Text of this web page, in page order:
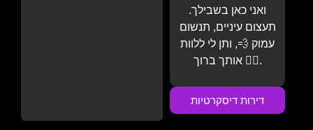
ואני כאן בשבילך.
תעצום עיניים, תנשום
עמוק 💨, ותן לי ללוות
אותך ברוך 💆‍♂️.
דירות דיסקרטיות